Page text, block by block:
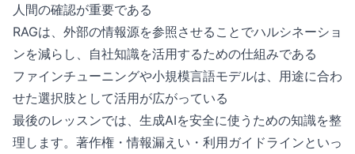
人間の確認が重要である
RAGは、外部の情報源を参照させることでハルシネーショ
ンを減らし、自社知識を活用するための仕組みである
ファインチューニングや小規模言語モデルは、用途に合わ
せた選択肢として活用が広がっている
最後のレッスンでは、生成AIを安全に使うための知識を整
理します。著作権・情報漏えい・利用ガイドラインといっ